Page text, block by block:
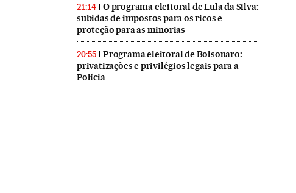
21:14
O programa eleitoral de Lula da Silva:
subidas de impostos para os ricos e
proteção para as minorias
20:55
Programa eleitoral de Bolsonaro:
privatizações e privilégios legais para a
Polícia